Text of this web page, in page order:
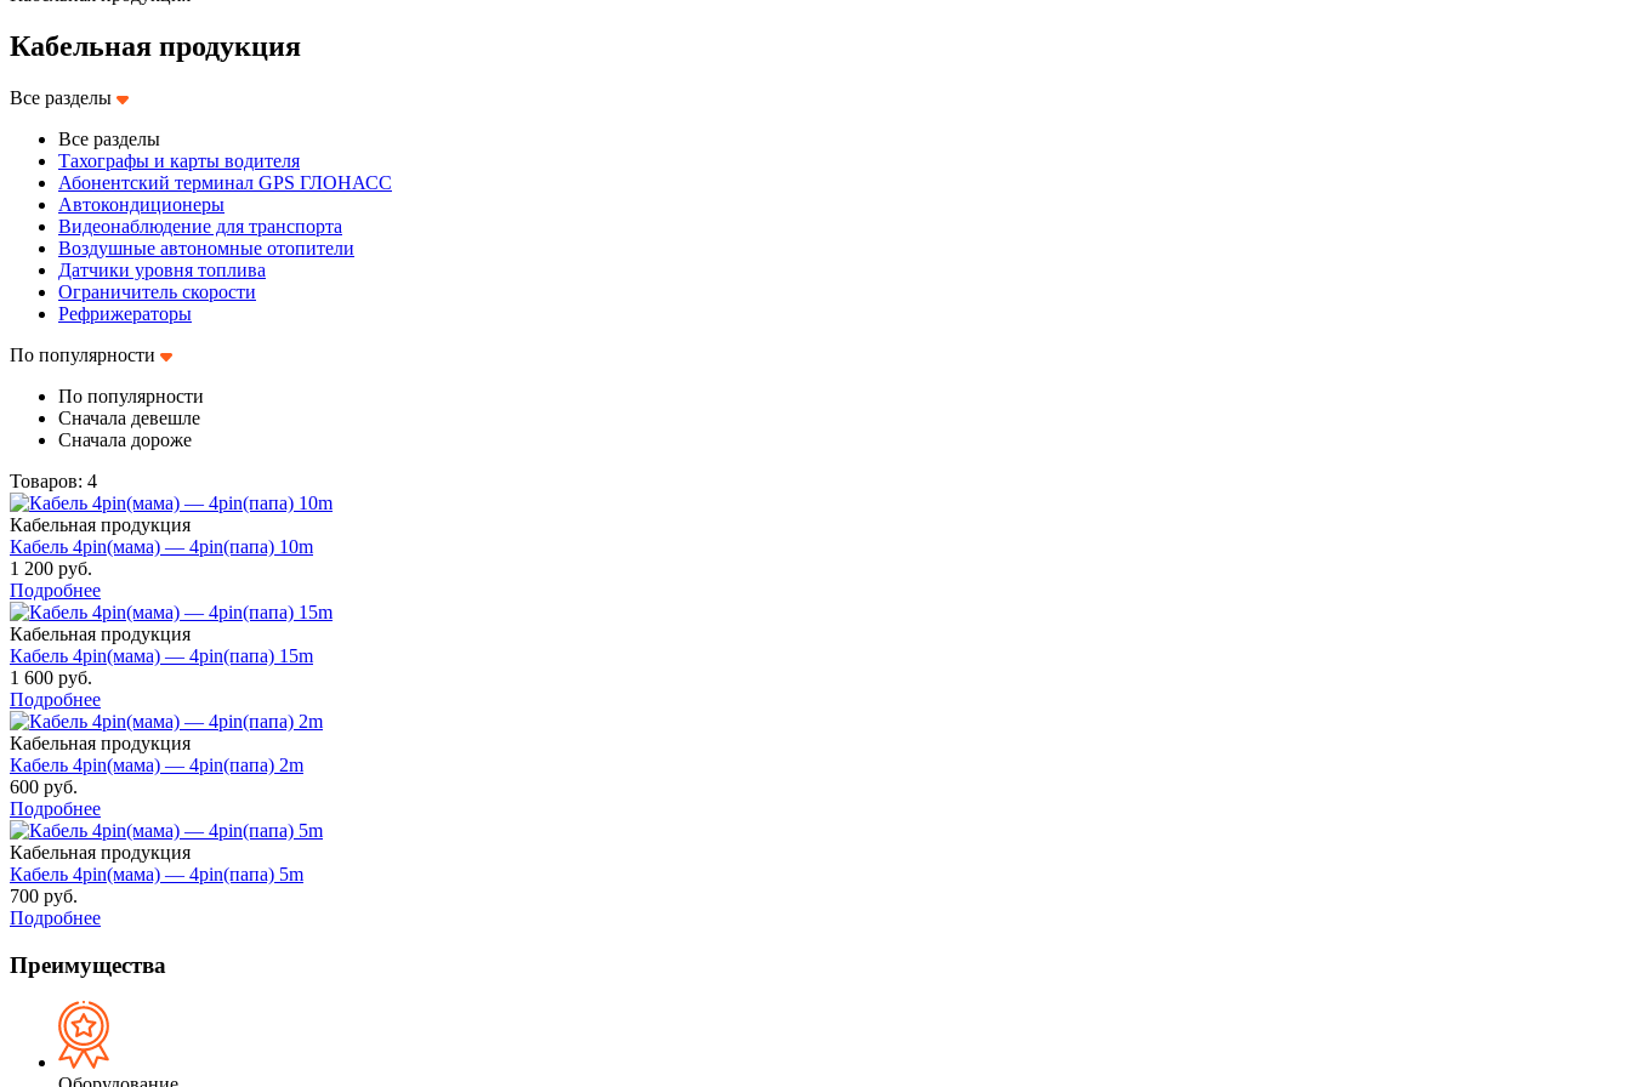
Кабельная продукция
Все разделы
Все разделы
Тахографы и карты водителя
Абонентский терминал GPS ГЛОНАСС
Автокондиционеры
Видеонаблюдение для транспорта
Воздушные автономные отопители
Датчики уровня топлива
Ограничитель скорости
Рефрижераторы
По популярности
По популярности
Сначала девешле
Сначала дороже
Товаров: 4
Кабельная продукция
Кабель 4pin(мама) — 4pin(папа) 10m
1 200 руб.
Подробнее
Кабельная продукция
Кабель 4pin(мама) — 4pin(папа) 15m
1 600 руб.
Подробнее
Кабельная продукция
Кабель 4pin(мама) — 4pin(папа) 2m
600 руб.
Подробнее
Кабельная продукция
Кабель 4pin(мама) — 4pin(папа) 5m
700 руб.
Подробнее
Преимущества